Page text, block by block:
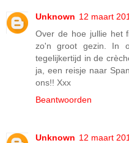
Unknown 12 maart
Over de hoe jullie het
zo'n groot gezin. In
tegelijkertijd in de
ja, een reisje naar
ons!! Xxx
Beantwoorden
Unknown 12 maart